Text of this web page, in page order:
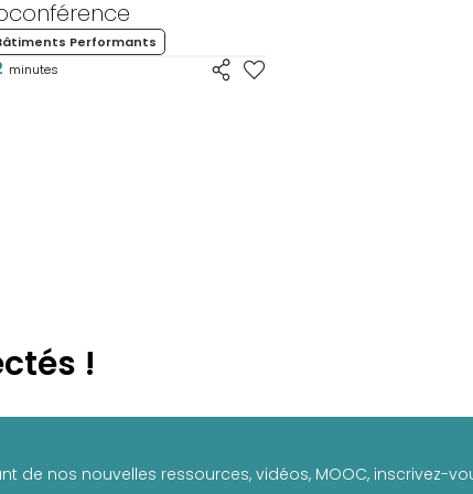
Performants
minutes
!
de nos nouvelles ressources, vidéos, MOOC, inscrivez-